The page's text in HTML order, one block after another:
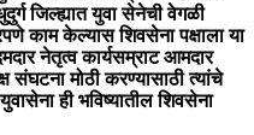
जिल्ह्यात युवा सेनेची वेगळी
काम केल्यास शिवसेना पक्षाला या
नेतृत्व कार्यसम्राट आमदार
संघटना मोठी करण्यासाठी त्यांचे
ही भविष्यातील शिवसेना